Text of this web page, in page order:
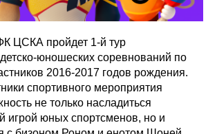
ЦСКА пройдет 1-й тур
юношеских соревнований по
2016-2017 годов рождения.
спортивного мероприятия
не только насладиться
игрой юных спортсменов, но и